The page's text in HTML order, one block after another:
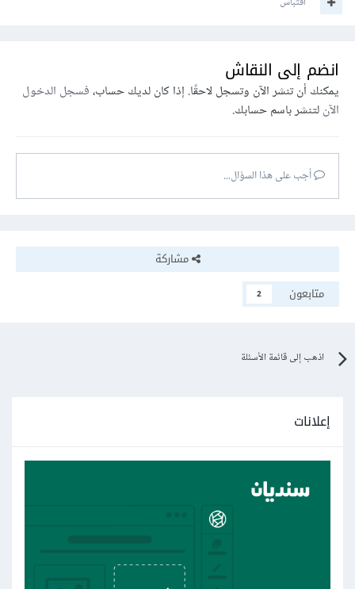
الحجم الكلي للتسلسل الذي يمكن للمولّد إنتاجه، وذاك ما يسمى
انضم إلى النقاش
يمكنك أن تنشر الآن وتسجل لاحقًا. إذا كان لديك حساب،فسجل الدخول
الآنلتنشر باسم حسابك.
أجب على هذا السؤال...
مشاركة
متابعون
2
اذهب إلى قائمة الأسئلة
إعلانات